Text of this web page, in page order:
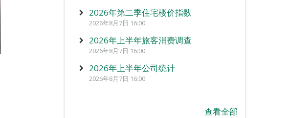
2026年第二季住宅楼价指数
2026年8月7日 16:00
2026年上半年旅客消费调查
2026年8月7日 16:00
2026年上半年公司统计
2026年8月7日 16:00
查看全部